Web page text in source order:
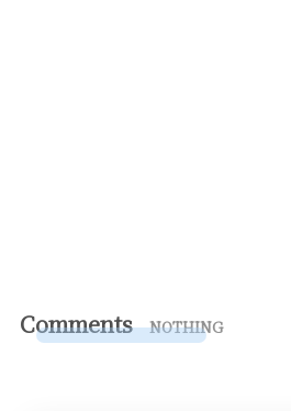
Comments NOTHING